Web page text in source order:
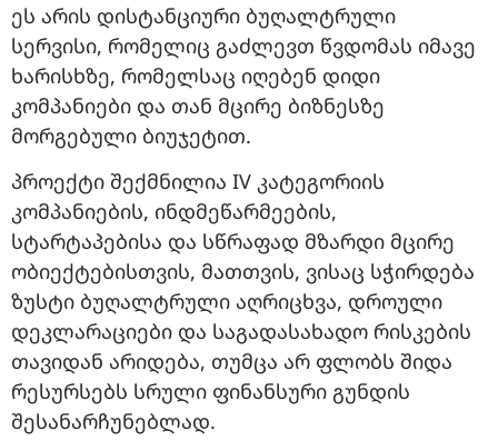
ეს არის დისტანციური ბუღალტრული
სერვისი, რომელიც გაძლევთ წვდომას იმავე
ხარისხზე, რომელსაც იღებენ დიდი
კომპანიები და თან მცირე ბიზნესზე
მორგებული ბიუჯეტით.
პროექტი შექმნილია IV კატეგორიის
კომპანიების, ინდმეწარმეების,
სტარტაპებისა და სწრაფად მზარდი მცირე
ობიექტებისთვის, მათთვის, ვისაც სჭირდება
ზუსტი ბუღალტრული აღრიცხვა, დროული
დეკლარაციები და საგადასახადო რისკების
თავიდან არიდება, თუმცა არ ფლობს შიდა
რესურსებს სრული ფინანსური გუნდის
შესანარჩუნებლად.